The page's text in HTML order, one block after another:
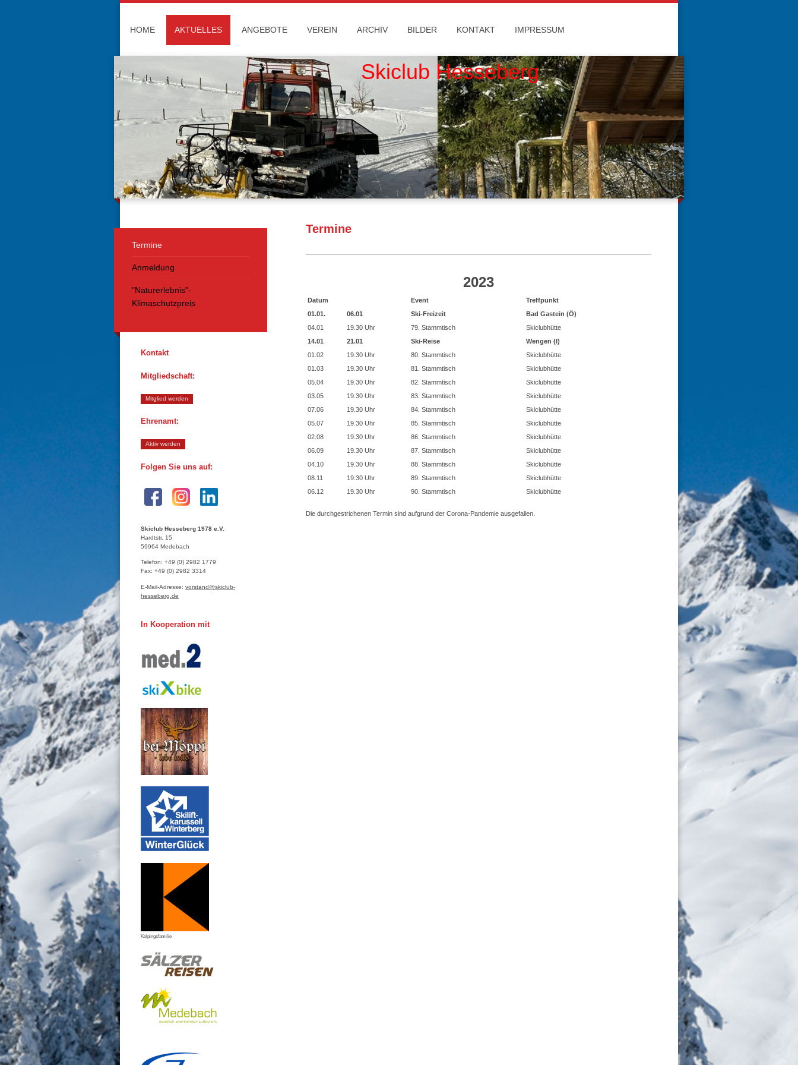
HOME AKTUELLES ANGEBOTE VEREIN ARCHIV BILDER KONTAKT IMPRESSUM
Skiclub Hesseberg
Termine
2023
Datum Event
Treffpunkt
01.01.
06.01 Ski-Freizeit
Bad Gastein (Ö)
04.01
19.30 Uhr 79. Stammtisch
Skiclubhütte
14.01
21.01 Ski-Reise
Wengen (I)
01.02
19.30 Uhr 80. Stammtisch
Skiclubhütte
01.03
19.30 Uhr 81. Stammtisch
Skiclubhütte
05.04
19.30 Uhr 82. Stammtisch
Skiclubhütte
03.05
19.30 Uhr 83. Stammtisch
Skiclubhütte
07.06
19.30 Uhr 84. Stammtisch
Skiclubhütte
05.07
19.30 Uhr 85. Stammtisch
Skiclubhütte
02.08
19.30 Uhr 86. Stammtisch
Skiclubhütte
06.09
19.30 Uhr 87. Stammtisch
Skiclubhütte
04.10
19.30 Uhr 88. Stammtisch
Skiclubhütte
08.11
19.30 Uhr 89. Stammtisch
Skiclubhütte
06.12
19.30 Uhr 90. Stammtisch Skiclubhütte
Die durchgestrichenen Termin sind aufgrund der Corona-Pandemie ausgefallen.
Termine
Anmeldung
"Naturerlebnis"-
Klimaschutzpreis
Kontakt
Mitgliedschaft:
Mitglied werden
Ehrenamt:
Aktiv werden
Folgen Sie uns auf:
Skiclub Hesseberg 1978 e.V.
Hardtstr. 15
59964 Medebach
Telefon: +49 (0) 2982 1779
Fax: +49 (0) 2982 3314
E-Mail-Adresse: vorstand@skiclub-
hesseberg.de
In Kooperation mit
Kolpingsfamilie